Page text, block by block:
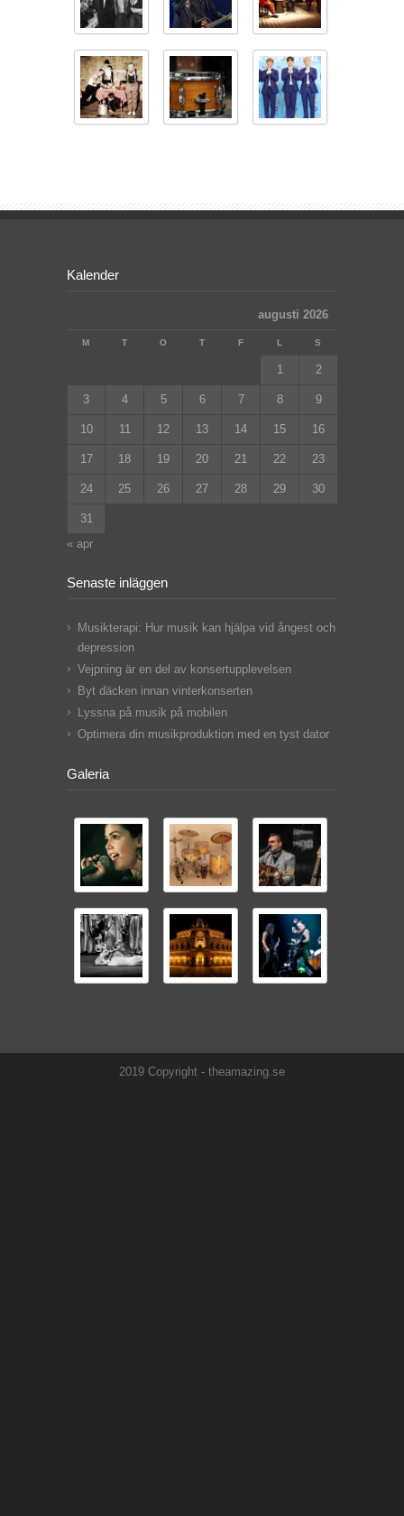
Kalender
augusti 2026
M T O T F L S
1 2
3 4 5 6 7 8 9
10 11 12 13 14 15 16
17 18 19 20 21 22 23
24 25 26 27 28 29 30
31
« apr
Senaste inläggen
Musikterapi: Hur musik kan hjälpa vid ångest och
depression
Vejpning är en del av konsertupplevelsen
Byt däcken innan vinterkonserten
Lyssna på musik på mobilen
Optimera din musikproduktion med en tyst dator
Galeria
2019 Copyright - theamazing.se